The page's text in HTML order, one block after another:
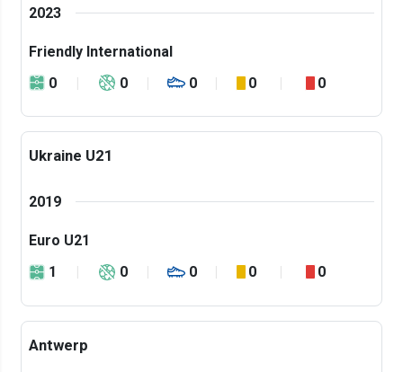
2023
Friendly International
0
0 0 0 0
Ukraine U21
2019
Euro U21
1
0 0 0 0
Antwerp